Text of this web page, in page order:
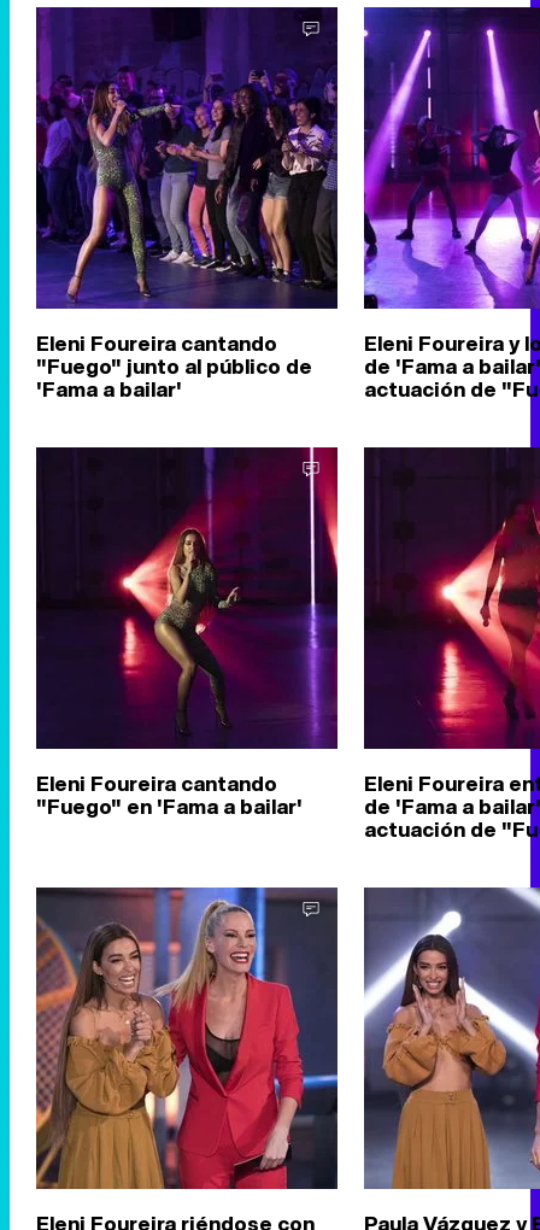
Eleni Foureira cantando
"Fuego" junto al público de
'Fama a bailar'
Eleni Foureira y
de 'Fama a
actuación de
Eleni Foureira cantando
"Fuego" en 'Fama a bailar'
Eleni Foureira
de 'Fama a
actuación de
Eleni Foureira riéndose con Paula Vázquez y